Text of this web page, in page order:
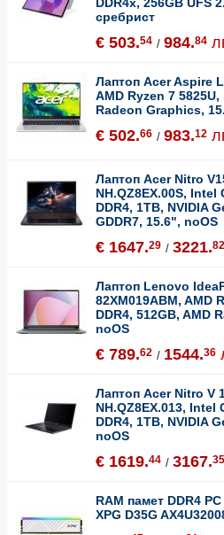
сребрист
€ 503.54 / 984.84
Лаптоп Acer Aspire
AMD Ryzen 7 5825U,
Radeon Graphics,
€ 502.66 / 983.12
Лаптоп Acer Nitro
NH.QZ8EX.00S, Intel
DDR4, 1TB, NVIDIA
GDDR7, 15.6", noOS
€ 1647.29 / 3221.82
Лаптоп Lenovo
82XM019ABM, AMD
DDR4, 512GB, AMD
noOS
€ 789.62 / 1544.36
Лаптоп Acer Nitro V
NH.QZ8EX.013, Intel
DDR4, 1TB, NVIDIA
noOS
€ 1619.44 / 3167.35
RAM памет DDR4
XPG D35G